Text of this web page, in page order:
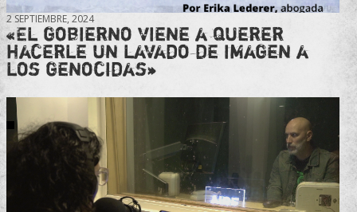
2 SEPTIEMBRE, 2024
«El gobierno viene a querer
hacerle un lavado de imagen a
los genocidas»